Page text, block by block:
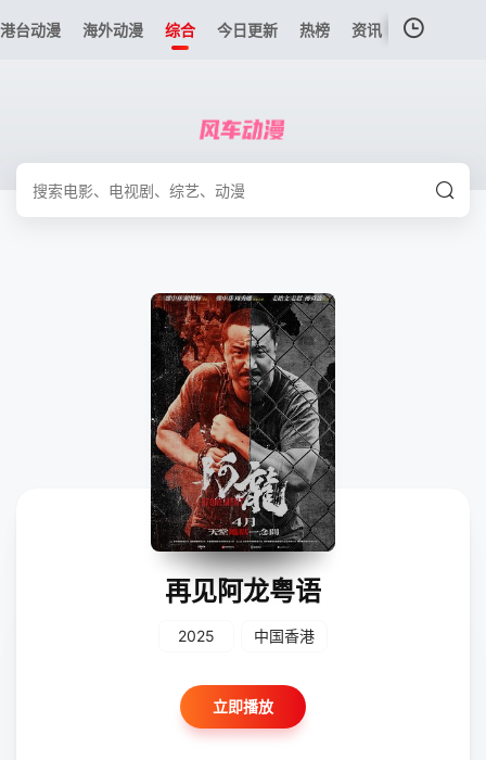
港台动漫 海外动漫 综合 今日更新 热榜 资讯
再见阿龙粤语
2025 中国香港
立即播放